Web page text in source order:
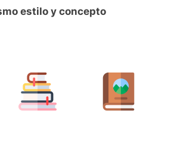
estilo y concepto